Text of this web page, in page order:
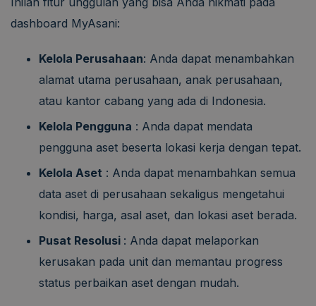
dashboard MyAsani:
Kelola Perusahaan: Anda dapat menambahkan
alamat utama perusahaan, anak perusahaan,
atau kantor cabang yang ada di Indonesia.
Kelola Pengguna : Anda dapat mendata
pengguna aset beserta lokasi kerja dengan tepat.
Kelola Aset : Anda dapat menambahkan semua
data aset di perusahaan sekaligus mengetahui
kondisi, harga, asal aset, dan lokasi aset berada.
Pusat Resolusi : Anda dapat melaporkan
kerusakan pada unit dan memantau progress
status perbaikan aset dengan mudah.